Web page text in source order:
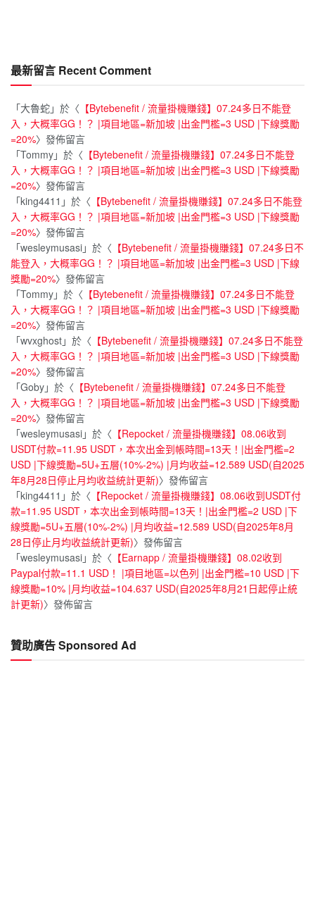
最新留言 Recent Comment
「大魯蛇」於〈 【Bytebenefit / 流量掛機賺錢】07.24多日不能登
入，大概率GG！？ |項目地區=新加坡 |出金門檻=3 USD |下線獎勵
=20%〉發佈留言
「Tommy」於〈 【Bytebenefit / 流量掛機賺錢】07.24多日不能登
入，大概率GG！？ |項目地區=新加坡 |出金門檻=3 USD |下線獎勵
=20%〉發佈留言
「king4411 」於〈 【Bytebenefit / 流量掛機賺錢】07.24多日不能登
入，大概率GG！？ |項目地區=新加坡 |出金門檻=3 USD |下線獎勵
=20%〉發佈留言
「wesleymusasi」於〈 【Bytebenefit / 流量掛機賺錢】07.24多日不
能登入，大概率GG！？ |項目地區=新加坡 |出金門檻=3 USD |下線
獎勵=20%〉發佈留言
「Tommy」於〈 【Bytebenefit / 流量掛機賺錢】07.24多日不能登
入，大概率GG！？ |項目地區=新加坡 |出金門檻=3 USD |下線獎勵
=20%〉發佈留言
「wvxghost」於〈 【Bytebenefit / 流量掛機賺錢】07.24多日不能登
入，大概率GG！？ |項目地區=新加坡 |出金門檻=3 USD |下線獎勵
=20%〉發佈留言
「Goby」於〈 【Bytebenefit / 流量掛機賺錢】07.24多日不能登
入，大概率GG！？ |項目地區=新加坡 |出金門檻=3 USD |下線獎勵
=20%〉發佈留言
「wesleymusasi」於〈 【Repocket / 流量掛機賺錢】08.06收到
USDT付款=11.95 USDT，本次出金到帳時間=13天！|出金門檻=2
USD |下線獎勵=5U+五層(10%-2%) |月均收益=12.589 USD(自2025
年8月28日停止月均收益統計更新)〉發佈留言
「king4411 」於〈 【Repocket / 流量掛機賺錢】08.06收到USDT付
款=11.95 USDT，本次出金到帳時間=13天！|出金門檻=2 USD |下
線獎勵=5U+五層(10%-2%) |月均收益=12.589 USD(自2025年8月
28日停止月均收益統計更新)〉發佈留言
「wesleymusasi」於〈 【Earnapp / 流量掛機賺錢】08.02收到
Paypal付款=11.1 USD！ |項目地區=以色列 |出金門檻=10 USD |下
線獎勵=10% |月均收益=104.637 USD(自2025年8月21日起停止統
計更新)〉發佈留言
贊助廣告 Sponsored Ad